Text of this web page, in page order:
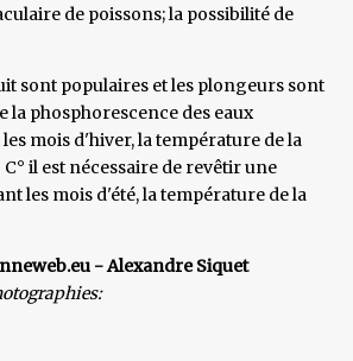
de poissons; la possibilité de
sont populaires et les plongeurs sont
la phosphorescence des eaux
mois d'hiver, la température de la
il est nécessaire de revêtir une
les mois d'été, la température de la
- Alexandre Siquet